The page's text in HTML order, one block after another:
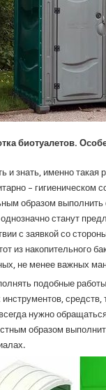
биотуалетов.
и знать, именно такая
– гигиеническом
образом выполнить
станут
с заявкой со
из накопительного
не менее важных
подобные
средств,
нужно
образом